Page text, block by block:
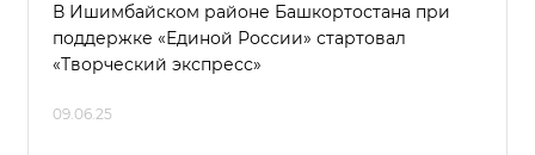
В Ишимбайском районе Башкортостана при
поддержке «Единой России» стартовал
«Творческий экспресс»
09.06.25